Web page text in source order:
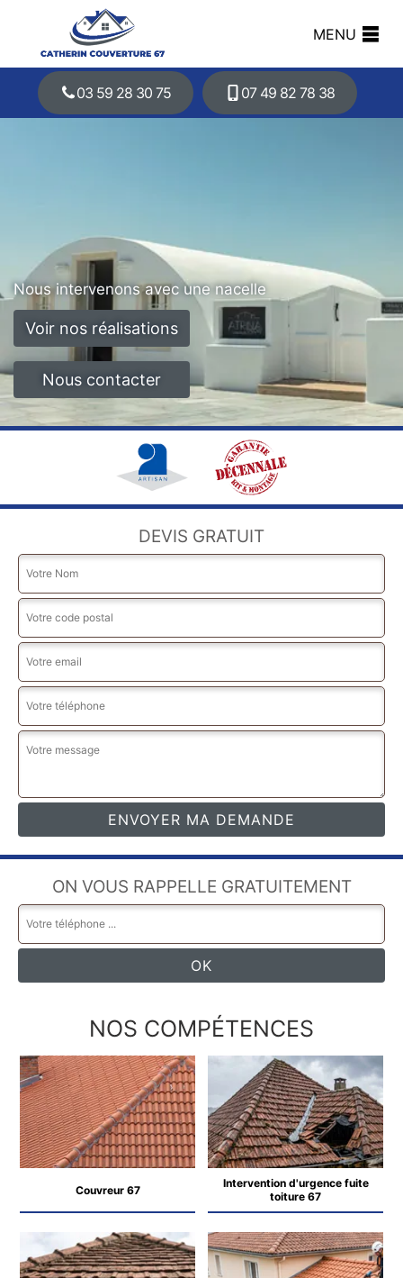
MENU
03 59 28 30 75 07 49 82 78 38
Nous intervenons avec une nacelle
Voir nos réalisations
Nous contacter
DEVIS GRATUIT
ON VOUS RAPPELLE GRATUITEMENT
NOS COMPÉTENCES
Couvreur 67
Intervention d'urgence fuite
toiture 67